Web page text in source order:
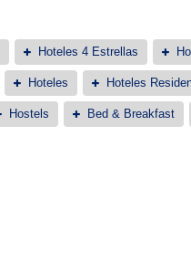
Hoteles 4 Estrellas
Hoteles Hoteles
Hostels Bed & Breakfast